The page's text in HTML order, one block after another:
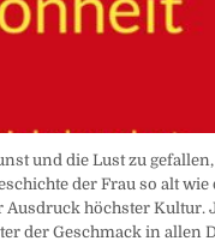
und die Lust zu gefallen,
der Frau so alt wie
Ausdruck höchster Kultur.
der Geschmack in allen